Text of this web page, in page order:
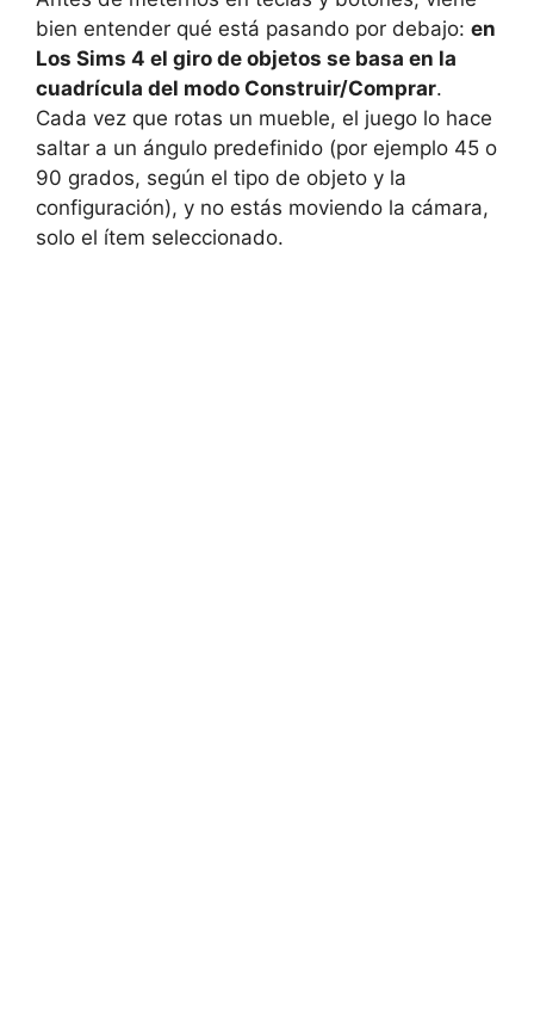
bien entender qué está pasando por debajo: en
Los Sims 4 el giro de objetos se basa en la
cuadrícula del modo Construir/Comprar.
Cada vez que rotas un mueble, el juego lo hace
saltar a un ángulo predefinido (por ejemplo 45 o
90 grados, según el tipo de objeto y la
configuración), y no estás moviendo la cámara,
solo el ítem seleccionado.